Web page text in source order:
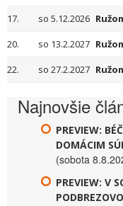
17.
so 5.12.2026
20.
so 13.2.2027
22.
so 27.2.2027
Najnovšie
PREVIEW:
DOMÁCIM
(sobota
PREVIEW: V